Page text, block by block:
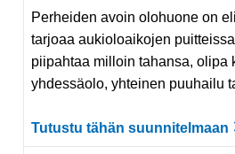
Perheiden avoin olohuone on
tarjoaa aukioloaikojen
piipahtaa milloin tahansa, olipa
yhdessäolo, yhteinen puuhailu
Tutustu tähän suunnitelmaan